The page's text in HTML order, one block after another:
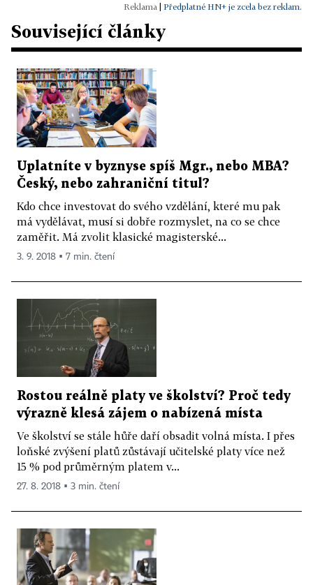
Předplatné HN+ je zcela bez reklam.
Související články
Uplatníte v byznyse spíš Mgr., nebo MBA?
Český, nebo zahraniční titul?
Kdo chce investovat do svého vzdělání, které mu pak
má vydělávat, musí si dobře rozmyslet, na co se chce
zaměřit. Má zvolit klasické magisterské...
3. 9. 2018 ▪ 7 min. čtení
Rostou reálně platy ve školství? Proč tedy
výrazně klesá zájem o nabízená místa
Ve školství se stále hůře daří obsadit volná místa. I přes
loňské zvýšení platů zůstávají učitelské platy více než
15 % pod průměrným platem v...
27. 8. 2018 ▪ 3 min. čtení